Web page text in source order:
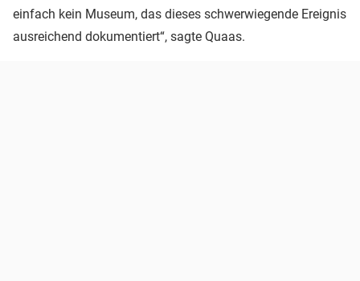
einfach kein Museum, das dieses schwerwiegende Ereignis
ausreichend dokumentiert“, sagte Quaas.